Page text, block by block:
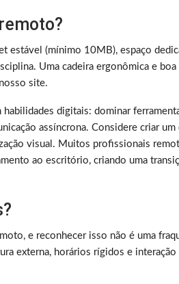
estável (mínimo 10MB), espaço
Uma cadeira ergonômica e boa
site.
digitais: dominar
assíncrona. Considere criar um
visual. Muitos profissionais
ao escritório, criando uma
e reconhecer isso não é uma
externa, horários rígidos e